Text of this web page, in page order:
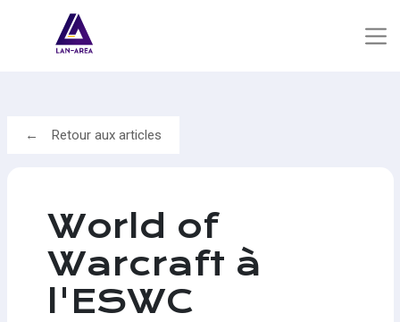
Retour aux articles
World of
Warcraft à
l'ESWC